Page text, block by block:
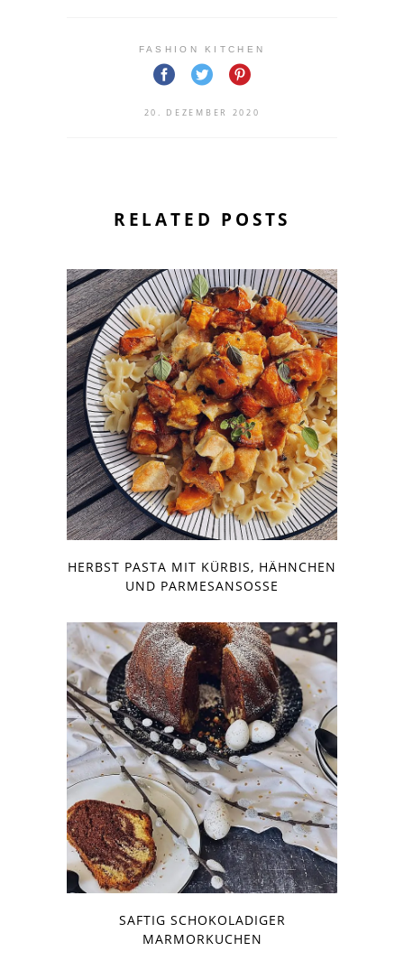
FASHION KITCHEN
20. DEZEMBER 2020
RELATED POSTS
HERBST PASTA MIT KÜRBIS, HÄHNCHEN
UND PARMESANSOSSE
SAFTIG SCHOKOLADIGER
MARMORKUCHEN